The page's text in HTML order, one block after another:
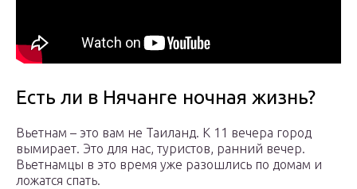
Есть ли в Нячанге ночная жизнь?
Вьетнам – это вам не Таиланд. К 11 вечера город
вымирает. Это для нас, туристов, ранний вечер.
Вьетнамцы в это время уже разошлись по домам и
ложатся спать.